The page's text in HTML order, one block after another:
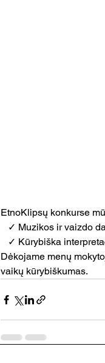
EtnoKlipsų konkurse
✓ Muzikos ir vaizdo
✓ Kūrybiška
Dėkojame menų
vaikų kūrybiškumas.